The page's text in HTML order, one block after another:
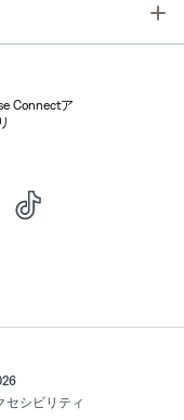
Connectア
セシビリティ